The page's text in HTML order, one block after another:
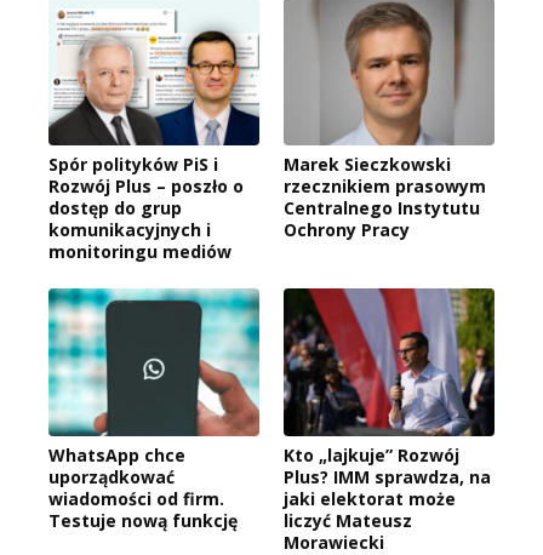
Spór polityków PiS i
Rozwój Plus – poszło o
dostęp do grup
komunikacyjnych i
monitoringu mediów
Marek Sieczkowski
rzecznikiem prasowym
Centralnego Instytutu
Ochrony Pracy
WhatsApp chce
uporządkować
wiadomości od firm.
Testuje nową funkcję
Kto „lajkuje” Rozwój
Plus? IMM sprawdza, na
jaki elektorat może
liczyć Mateusz
Morawiecki